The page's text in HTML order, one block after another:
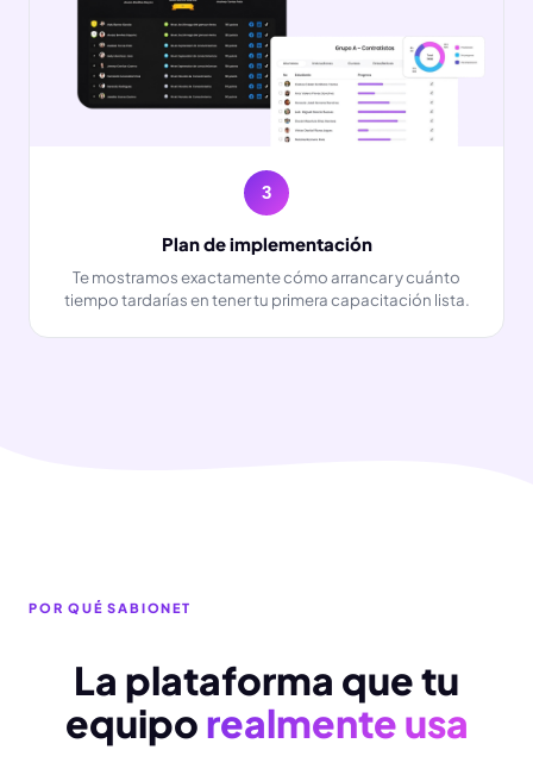
3
Plan de implementación
Te mostramos exactamente cómo arrancar y cuánto
tiempo tardarías en tener tu primera capacitación lista.
POR QUÉ SABIONET
La plataforma que tu
equipo realmente usa